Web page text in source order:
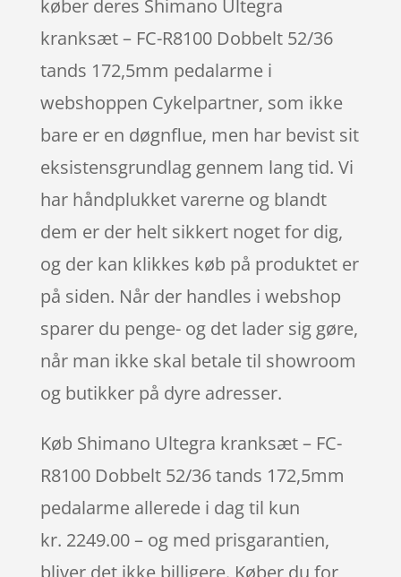
køber deres Shimano Ultegra
kranksæt – FC-R8100 Dobbelt 52/36
tands 172,5mm pedalarme i
webshoppen Cykelpartner, som ikke
bare er en døgnflue, men har bevist sit
eksistensgrundlag gennem lang tid. Vi
har håndplukket varerne og blandt
dem er der helt sikkert noget for dig,
og der kan klikkes køb på produktet er
på siden. Når der handles i webshop
sparer du penge- og det lader sig gøre,
når man ikke skal betale til showroom
og butikker på dyre adresser.
Køb Shimano Ultegra kranksæt – FC-
R8100 Dobbelt 52/36 tands 172,5mm
pedalarme allerede i dag til kun
kr. 2249.00 – og med prisgarantien,
bliver det ikke billigere. Køber du for